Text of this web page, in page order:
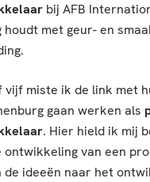
bij AFB
houdt met geur- en
vijf miste ik de link met
gaan werken als
. Hier hield ik mij
ontwikkeling van een
de ideeën naar het